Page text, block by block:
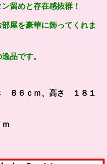
留めと存在感抜群！
屋を豪華に飾ってくれま
品です。
８６ｃｍ、高さ １８１